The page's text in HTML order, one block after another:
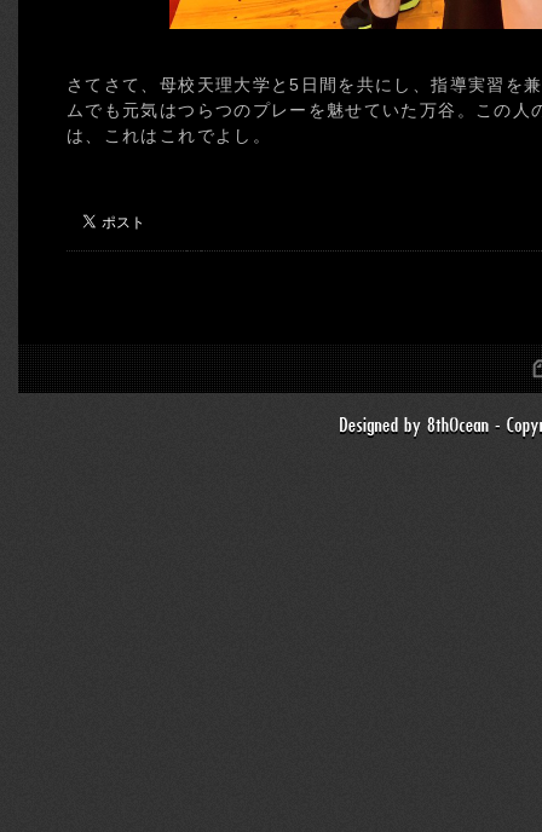
さてさて、母校天理大学と5日間を共にし、指導実習を
ムでも元気はつらつのプレーを魅せていた万谷。この人
は、これはこれでよし。